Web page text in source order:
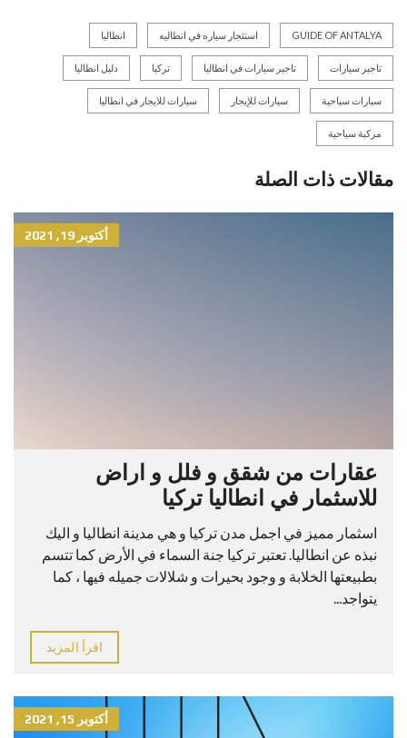
GUIDE OF ANTALYA استئجار سياره في انطاليه انطاليا
تاجير سيارات تاجير سيارات في انطاليا تركيا دليل انطاليا
سيارات سياحية سيارات للإيجار سيارات للايجار في انطاليا
مركبة سياحية
مقالات ذات الصلة
أكتوبر 19, 2021
عقارات من شقق و فلل و اراض
للاسثمار في انطاليا تركيا
اسثمار مميز في اجمل مدن تركيا و هي مدينة انطاليا و اليك
نبذه عن انطاليا. تعتبر تركيا جنة السماء في الأرض كما تتسم
بطبيعتها الخلابة و وجود بحيرات و شلالات جميله فيها ، كما
يتواجد...
اقرأ المزيد
أكتوبر 15, 2021